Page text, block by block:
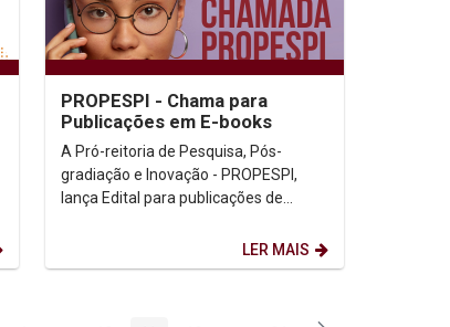
PROPESPI - Chama para
Publicações em E-books
A Pró-reitoria de Pesquisa, Pós-
gradiação e Inovação - PROPESPI,
lança Edital para publicações de
LER MAIS